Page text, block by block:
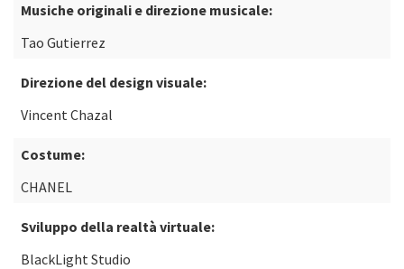
Musiche originali e direzione musicale:
Tao Gutierrez
Direzione del design visuale:
Vincent Chazal
Costume:
CHANEL
Sviluppo della realtà virtuale:
BlackLight Studio